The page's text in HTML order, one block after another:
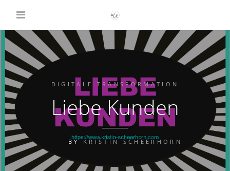
DIGITALE TRANSFORMATION
Liebe Kunden
BYKRISTIN SCHEERHORN